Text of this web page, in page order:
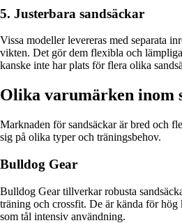
5. Justerbara sandsäckar
Vissa modeller levereras med separata
vikten. Det gör dem flexibla och
kanske inte har plats för flera olika
Olika varumärken inom
Marknaden för sandsäckar är bred och
sig på olika typer och träningsbehov.
Bulldog Gear
Bulldog Gear tillverkar robusta
träning och crossfit. De är kända för hög
som tål intensiv användning.